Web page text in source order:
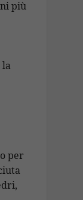
più
la
per